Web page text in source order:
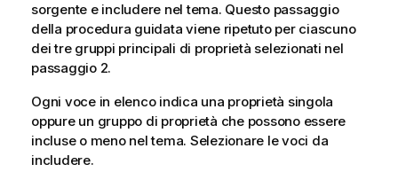
sorgente e includere nel tema. Questo passaggio
della procedura guidata viene ripetuto per ciascuno
dei tre gruppi principali di proprietà selezionati nel
passaggio 2.
Ogni voce in elenco indica una proprietà singola
oppure un gruppo di proprietà che possono essere
incluse o meno nel tema. Selezionare le voci da
includere.